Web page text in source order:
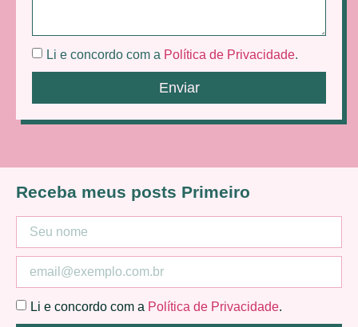
Li e concordo com a Política de Privacidade.
Enviar
Receba meus posts Primeiro
Li e concordo com a Política de Privacidade.